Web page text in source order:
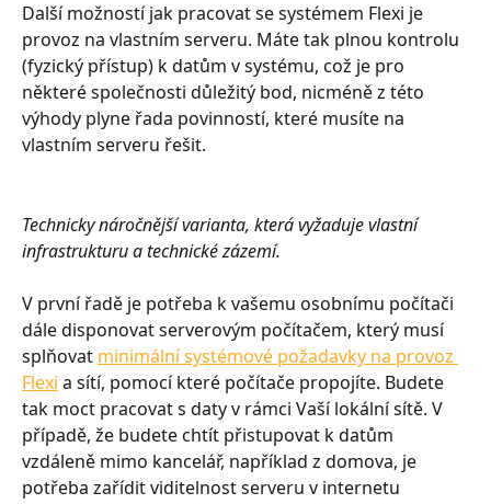
Další možností jak pracovat se systémem Flexi je
provoz na vlastním serveru. Máte tak plnou kontrolu
(fyzický přístup) k datům v systému, což je pro
některé společnosti důležitý bod, nicméně z této
výhody plyne řada povinností, které musíte na
vlastním serveru řešit.
Technicky náročnější varianta, která vyžaduje vlastní
infrastrukturu a technické zázemí.
V první řadě je potřeba k vašemu osobnímu počítači
dále disponovat serverovým počítačem, který musí
splňovat minimální systémové požadavky na provoz
Flexi a sítí, pomocí které počítače propojíte. Budete
tak moct pracovat s daty v rámci Vaší lokální sítě. V
případě, že budete chtít přistupovat k datům
vzdáleně mimo kancelář, například z domova, je
potřeba zařídit viditelnost serveru v internetu